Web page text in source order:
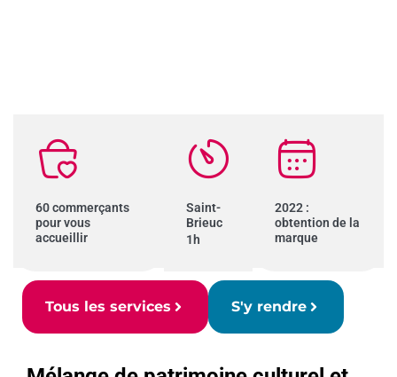
60 commerçants
pour vous
accueillir
Saint-
Brieuc
1h
2022 :
obtention de la
marque
Tous les services S'y rendre